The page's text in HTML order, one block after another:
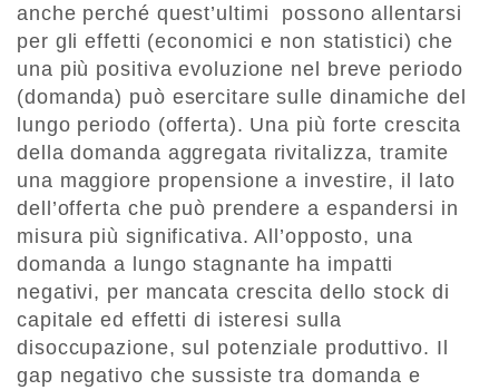
anche perché quest’ultimi possono allentarsi
per gli effetti (economici e non statistici) che
una più positiva evoluzione nel breve periodo
(domanda) può esercitare sulle dinamiche del
lungo periodo (offerta). Una più forte crescita
della domanda aggregata rivitalizza, tramite
una maggiore propensione a investire, il lato
dell’offerta che può prendere a espandersi in
misura più significativa. All’opposto, una
domanda a lungo stagnante ha impatti
negativi, per mancata crescita dello stock di
capitale ed effetti di isteresi sulla
disoccupazione, sul potenziale produttivo. Il
gap negativo che sussiste tra domanda e